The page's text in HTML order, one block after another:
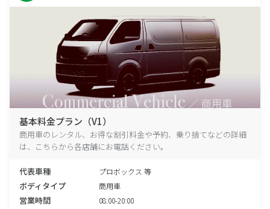
基本料金プラン（V1）
商用車のレンタル、お得な割引料金や予約、乗り捨てなどの詳細
は、こちらから各店舗にお電話ください。
代表車種 プロボックス 等
ボディタイプ 商用車
営業時間 08:00-20:00